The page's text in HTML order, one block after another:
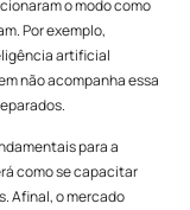
o modo como
Por exemplo,
artificial
não acompanha essa
para a
como se capacitar
Afinal, o mercado